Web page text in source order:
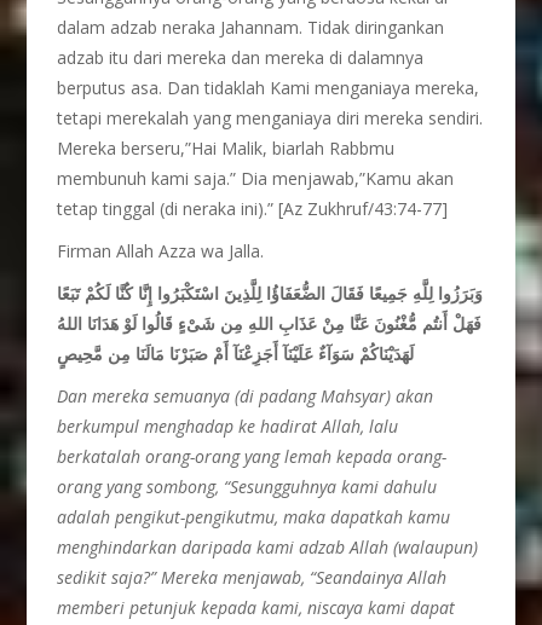
dalam adzab neraka Jahannam. Tidak diringankan
adzab itu dari mereka dan mereka di dalamnya
berputus asa. Dan tidaklah Kami menganiaya mereka,
tetapi merekalah yang menganiaya diri mereka sendiri.
Mereka berseru,”Hai Malik, biarlah Rabbmu
membunuh kami saja.” Dia menjawab,”Kamu akan
tetap tinggal (di neraka ini).” [Az Zukhruf/43:74-77]
Firman Allah Azza wa Jalla.
وَبَرَزُوا لِلَّهِ جَمِيعًا فَقَالَ الضُّعَفَاؤُا لِلَّذِينَ اسْتَكْبَرُوا إِنَّا كُنَّا لَكُمْ تَبَعًا
فَهَلْ أَنتُم مُّغْنُونَ عَنَّا مِنْ عَذَابِ اللهِ مِن شَىْءٍ قَالُوا لَوْ هَدَانَا اللهُ
لَهَدَيْنَاكُمْ سَوَآءٌ عَلَيْنَآ أَجَزِعْنَآ أَمْ صَبَرْنَا مَالَنَا مِن مَّحِيصٍ
Dan mereka semuanya (di padang Mahsyar) akan
berkumpul menghadap ke hadirat Allah, lalu
berkatalah orang-orang yang lemah kepada orang-
orang yang sombong, “Sesungguhnya kami dahulu
adalah pengikut-pengikutmu, maka dapatkah kamu
menghindarkan daripada kami adzab Allah (walaupun)
sedikit saja?” Mereka menjawab, “Seandainya Allah
memberi petunjuk kepada kami, niscaya kami dapat